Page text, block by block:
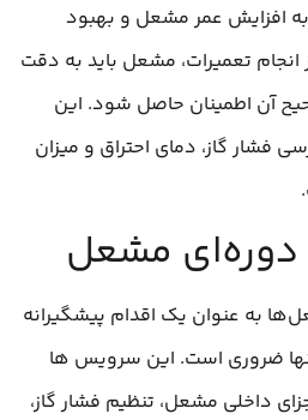
افزایش عمر مشعل و بهبود
تعمیرات، مشعل باید به دقت
آن اطمینان حاصل شود. این
فشار گاز، دمای احتراق و میزان
مشعل
به عنوان یک اقدام پیشگیرانه
ضروری است. این سرویس‌ ها
داخلی مشعل، تنظیم فشار گاز،